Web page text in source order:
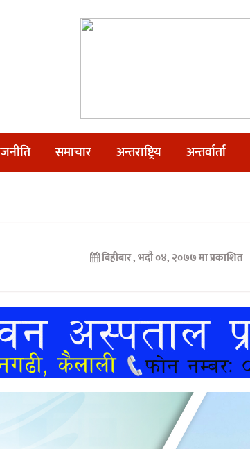
समाचार अन्तराष्ट्रिय अन्तर्वार्ता
बिहीबार , भदौ ०४, २०७७ मा प्रकाशित